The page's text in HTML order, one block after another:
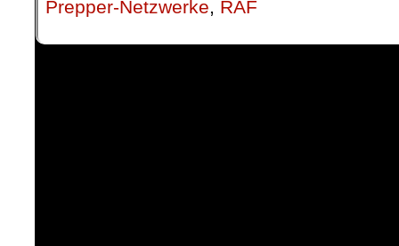
Prepper-Netzwerke, RAF